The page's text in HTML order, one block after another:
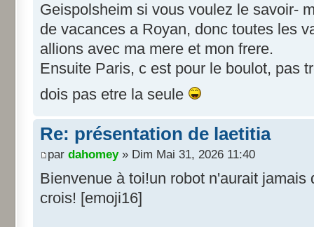
Geispolsheim si vous voulez le savoir-
de vacances a Royan, donc toutes les
allions avec ma mere et mon frere.
Ensuite Paris, c est pour le boulot, pas
dois pas etre la seule
Re: présentation de laetitia
par dahomey» Dim Mai 31, 2026 11:40
Bienvenue à toi!un robot n'aurait
crois! [emoji16]